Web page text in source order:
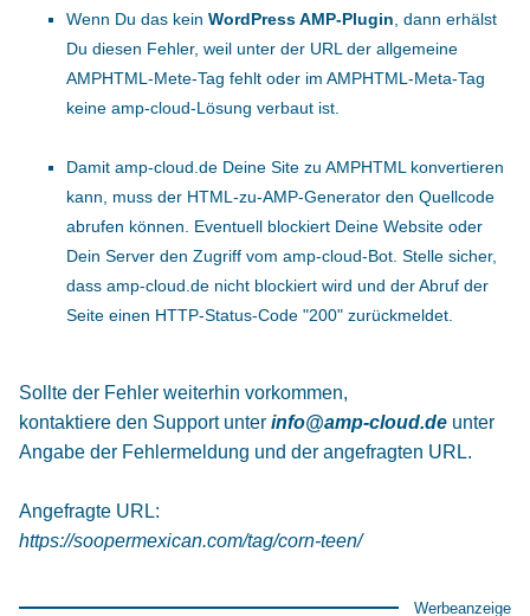
Wenn Du das kein WordPress AMP-Plugin , dann erhälst
Du diesen Fehler, weil unter der URL der allgemeine
AMPHTML-Mete-Tag fehlt oder im AMPHTML-Meta-Tag
keine amp-cloud-Lösung verbaut ist.
Damit amp-cloud.de Deine Site zu AMPHTML konvertieren
kann, muss der HTML-zu-AMP-Generator den Quellcode
abrufen können. Eventuell blockiert Deine Website oder
Dein Server den Zugriff vom amp-cloud-Bot. Stelle sicher,
dass amp-cloud.de nicht blockiert wird und der Abruf der
Seite einen HTTP-Status-Code "200" zurückmeldet.
Sollte der Fehler weiterhin vorkommen,
kontaktiere den Support unter info@amp-cloud.de unter
Angabe der Fehlermeldung und der angefragten URL.
Angefragte URL:
https://soopermexican.com/tag/corn-teen/
Werbeanzeige